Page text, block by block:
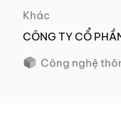
Khác
CÔNG TY CỔ
Công nghệ